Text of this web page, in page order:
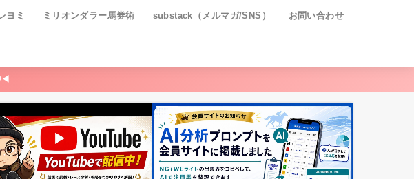
ヨミ ミリオンダラー馬券術 substack（メルマガ/SNS） お問い合わせ
◀